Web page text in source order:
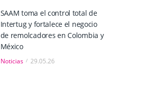
SAAM toma el control total de
Intertug y fortalece el negocio
de remolcadores en Colombia y
México
Noticias 29.05.26